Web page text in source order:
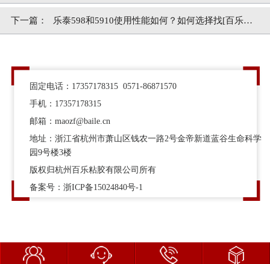
选型
下一篇： 乐泰598和5910使用性能如何？如何选择找[百乐粘
固定电话：17357178315 0571-86871570
手机：17357178315
邮箱：maozf@baile.cn
地址：浙江省杭州市萧山区钱农一路2号金帝新道蓝谷生命科学
园9号楼3楼
版权归杭州百乐粘胶有限公司所有
备案号：浙ICP备15024840号-1